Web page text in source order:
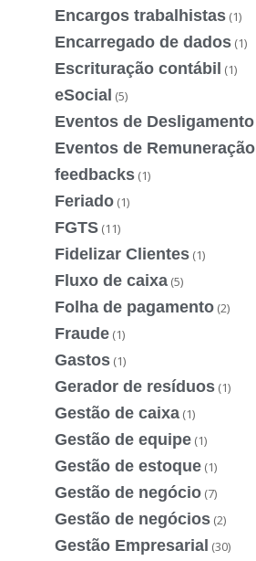
Encargos trabalhistas (1)
Encarregado de dados (1)
Escrituração contábil (1)
eSocial (5)
Eventos de Desligamento
Eventos de Remuneração
feedbacks (1)
Feriado (1)
FGTS (11)
Fidelizar Clientes (1)
Fluxo de caixa (5)
Folha de pagamento (2)
Fraude (1)
Gastos (1)
Gerador de resíduos (1)
Gestão de caixa (1)
Gestão de equipe (1)
Gestão de estoque (1)
Gestão de negócio (7)
Gestão de negócios (2)
Gestão Empresarial (30)